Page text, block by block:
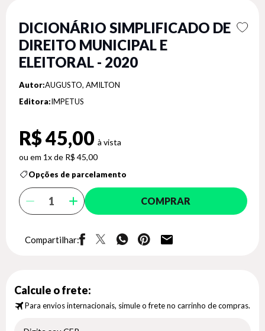
DICIONÁRIO SIMPLIFICADO DE
DIREITO MUNICIPAL E
ELEITORAL - 2020
Autor:AUGUSTO, AMILTON
Editora:IMPETUS
R$ 45,00
1x de R$ 45,00
Opções de parcelamento
COMPRAR
Compartilhar:
Calcule o frete:
Para envios internacionais, simule o frete no carrinho de compras.